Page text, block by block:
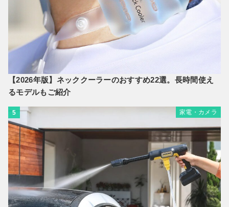
【2026年版】ネッククーラーのおすすめ22選。長時間使え
るモデルもご紹介
5 家電・カメラ